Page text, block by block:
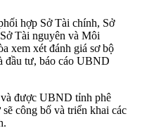
hợp Sở Tài chính, Sở
Tài nguyên và Môi
xem xét đánh giá sơ bộ
đầu tư, báo cáo UBND
được UBND tỉnh phê
công bố và triển khai các